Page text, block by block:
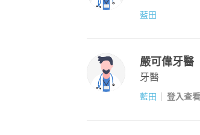
藍田
嚴可偉牙醫
牙醫
藍田 登入查